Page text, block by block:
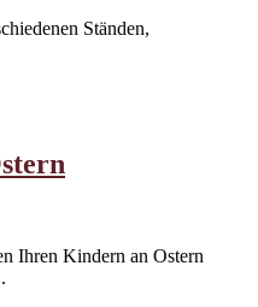
Ständen,
Ihren Kindern an Ostern